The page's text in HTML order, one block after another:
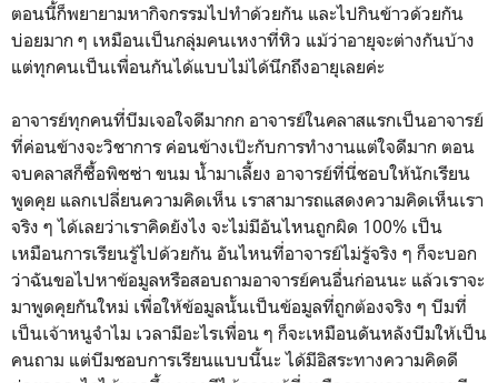
ตอนนี้ก็พยายามหากิจกรรมไปทำด้วยกัน และไปกินข้าวด้วยกัน
บ่อยมาก ๆ เหมือนเป็นกลุ่มคนเหงาที่หิว แม้ว่าอายุจะต่างกันบ้าง
แต่ทุกคนเป็นเพื่อนกันได้แบบไม่ได้นึกถึงอายุเลยค่ะ
อาจารย์ทุกคนที่บีมเจอใจดีมากก อาจารย์ในคลาสแรกเป็นอาจารย์
ที่ค่อนข้างจะวิชาการ ค่อนข้างเป๊ะกับการทำงานแต่ใจดีมาก ตอน
จบคลาสก็ซื้อพิซซ่า ขนม น้ำมาเลี้ยง อาจารย์ที่นี่ชอบให้นักเรียน
พูดคุย แลกเปลี่ยนความคิดเห็น เราสามารถแสดงความคิดเห็นเรา
จริง ๆ ได้เลยว่าเราคิดยังไง จะไม่มีอันไหนถูกผิด 100% เป็น
เหมือนการเรียนรู้ไปด้วยกัน อันไหนที่อาจารย์ไม่รู้จริง ๆ ก็จะบอก
ว่าฉันขอไปหาข้อมูลหรือสอบถามอาจารย์คนอื่นก่อนนะ แล้วเราจะ
มาพูดคุยกันใหม่ เพื่อให้ข้อมูลนั้นเป็นข้อมูลที่ถูกต้องจริง ๆ บีมที่
เป็นเจ้าหนูจำไม เวลามีอะไรเพื่อน ๆ ก็จะเหมือนดันหลังบีมให้เป็น
คนถาม แต่บีมชอบการเรียนแบบนี้นะ ได้มีอิสระทางความคิดดี